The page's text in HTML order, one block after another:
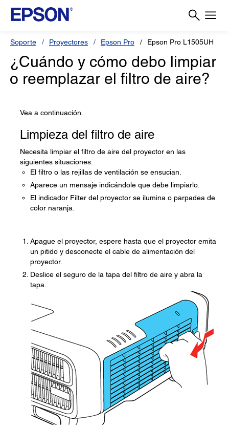
Soporte Proyectores Epson Pro Epson Pro L1505UH
¿Cuándo y cómo debo limpiar
o reemplazar el filtro de aire?
Vea a continuación.
Limpieza del filtro de aire
Necesita limpiar el filtro de aire del proyector en las
siguientes situaciones:
El filtro o las rejillas de ventilación se ensucian.
Aparece un mensaje indicándole que debe limpiarlo.
El indicador Filter del proyector se ilumina o parpadea de
color naranja.
Apague el proyector, espere hasta que el proyector emita
un pitido y desconecte el cable de alimentación del
proyector.
Deslice el seguro de la tapa del filtro de aire y abra la
tapa.